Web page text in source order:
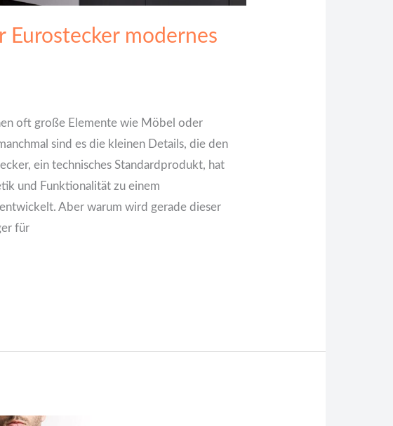
modernes
oft große Elemente wie Möbel oder
sind es die kleinen Details, die den
ein technisches Standardprodukt, hat
und Funktionalität zu einem
Aber warum wird gerade dieser
für